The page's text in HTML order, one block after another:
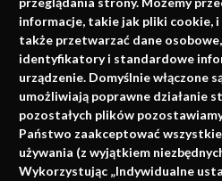
informacje, takie jak pliki cookie, i
także przetwarzać dane
identyfikatory i standardowe
urządzenie. Domyślnie włączone
umożliwiają poprawne działanie
pozostałych plików
Państwo zaakceptować
używania (z wyjątkiem
Wykorzystując „Indywidualne
Napisz